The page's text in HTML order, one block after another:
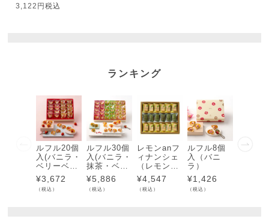
3,122 税込
ランキング
ルフル20個
入(バニラ・
ベリーベリ
ー)各10個
入
¥3,672
（税込）
ルフル30個
入(バニラ・
抹茶・ベリ
ーベリー)各
10個入
¥5,886
（税込）
レモンanフ
ィナンシェ
（レモン・
抹茶）18個
入
¥4,547
（税込）
ルフル8個
入（バニ
ラ）
¥1,426
（税込）
ルフル